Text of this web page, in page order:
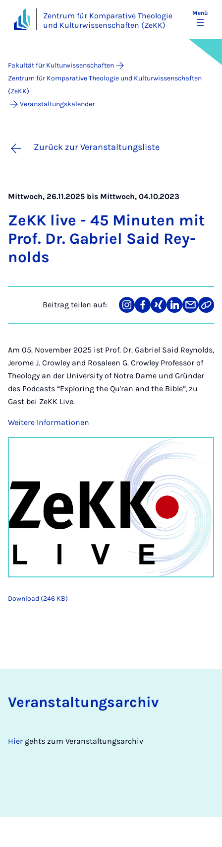
Zentrum für Komparative Theologie
und Kulturwissenschaften (ZeKK)
Menü
Fakultät für Kulturwissenschaften
Zentrum für Komparative Theologie und Kulturwissenschaften
(ZeKK)
Veranstaltungskalender
Zurück zur Veranstaltungsliste
Mittwoch, 26.11.2025 bis Mittwoch, 04.10.2023
ZeKK live - 45 Mi­nu­ten mit
Prof. Dr. Ga­bri­el Said Rey­
nolds
Beitrag teilen auf:
Teilen
auf
Teilen
auf
Teilen
auf
Teilen
auf
Teilen
über
Mail
Link
Am 05. November 2025 ist Prof. Dr. Gabriel Said Reynolds,
Jerome J. Crowley and Rosaleen G. Crowley Professor of
Theology an der University of Notre Dame und Gründer
des Podcasts “Exploring the Qu'ran and the Bible”,zu
Gast bei ZeKK Live.
Weitere Informationen
Download (246 KB)
Ver­an­stal­tungs­a­r­chiv
Hier gehts zum Veranstaltungsarchiv